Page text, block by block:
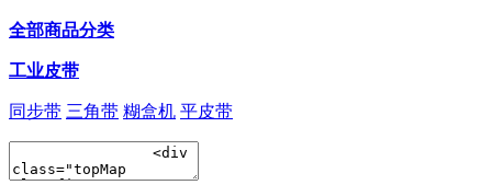
全部商品分类
工业皮带
同步带 三角带 糊盒机 平皮带